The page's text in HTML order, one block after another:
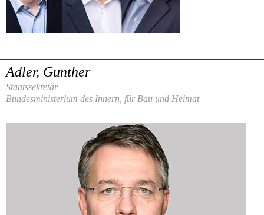
Adler, Gunther
Staatssekretär
Bundesministerium des Innern, für Bau und Heimat